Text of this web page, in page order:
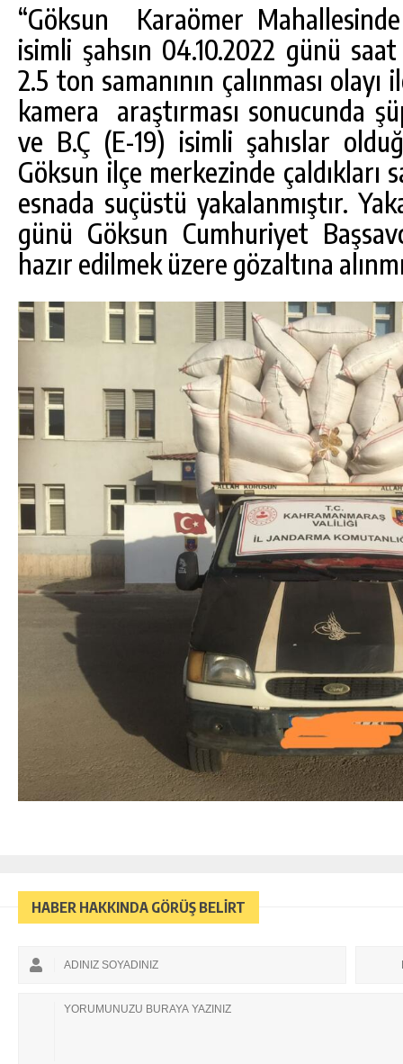
“Göksun Karaömer
isimli şahsın 04.10.2022 günü saat
2.5 ton samanının çalınması olayı
kamera araştırması sonucunda
ve B.Ç (E-19) isimli şahıslar
Göksun ilçe merkezinde çaldıkları
esnada suçüstü yakalanmıştır.
günü Göksun Cumhuriyet
hazır edilmek üzere gözaltına
HABER HAKKINDA GÖRÜŞ BELİRT